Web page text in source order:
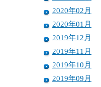
2020年02月
2020年01月
2019年12月
2019年11月
2019年10月
2019年09月